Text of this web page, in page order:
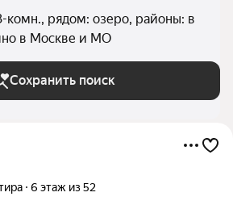
комн., рядом: озеро, районы: в
в Москве и МО
Сохранить поиск
6 этаж из 52